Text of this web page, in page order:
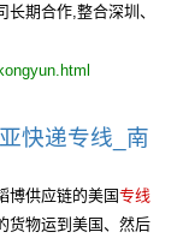
期合作,整合深圳、
快递专线_南
博供应链的美国专线
货物运到美国、然后